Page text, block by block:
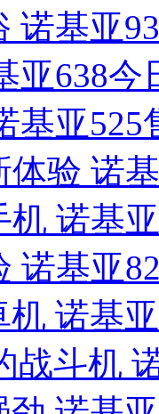
诺基亚
亚638今
基亚525
体验 诺
机 诺基
诺基亚
机 诺基
战斗机